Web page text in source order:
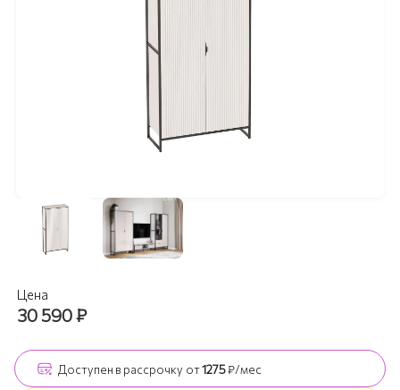
Цена
30 590₽
Доступен в рассрочку от1275₽/мес